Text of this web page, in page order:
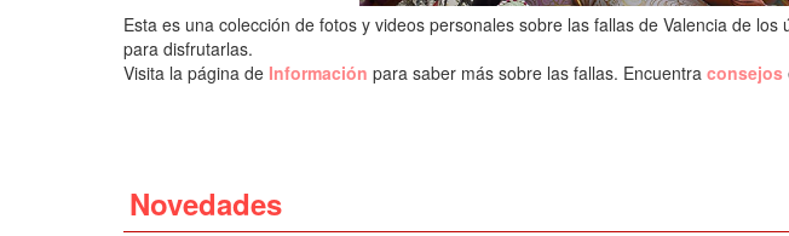
Esta es una colección de fotos y videos personales sobre las fallas de Valencia de
para disfrutarlas.
Visita la página de Información para saber más sobre las fallas. Encuentra consejos
Novedades